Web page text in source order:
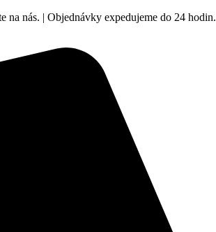
na nás. | Objednávky expedujeme do 24 hodin.